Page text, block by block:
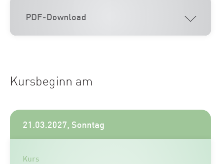
PDF-Download
Kursbeginn am
21.03.2027, Sonntag
Kurs